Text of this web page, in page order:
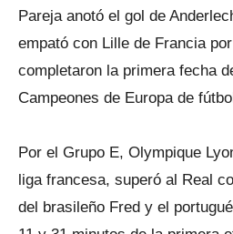
Pareja anotó el gol de
empató con Lille de Francia
completaron la primera fecha
Campeones de Europa de
Por el Grupo E, Olympique
liga francesa, superó al Real
del brasileño Fred y el